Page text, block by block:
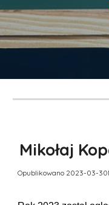
Mikołaj
Opublikowano 2023-03-